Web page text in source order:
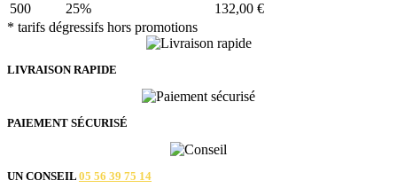
500
25%
132,00 €
* tarifs dégressifs hors promotions
LIVRAISON RAPIDE
PAIEMENT SÉCURISÉ
UN CONSEIL 05 56 39 75 14